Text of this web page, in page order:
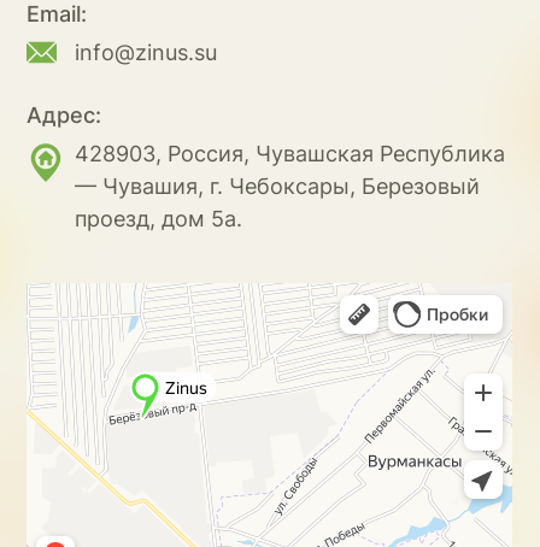
Email:
info@zinus.su
Адрес:
428903, Россия, Чувашская Республика
— Чувашия, г. Чебоксары, Березовый
проезд, дом 5а.